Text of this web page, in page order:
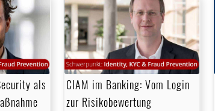
als
CIAM im Banking: Vom Login
zur Risikobewertung